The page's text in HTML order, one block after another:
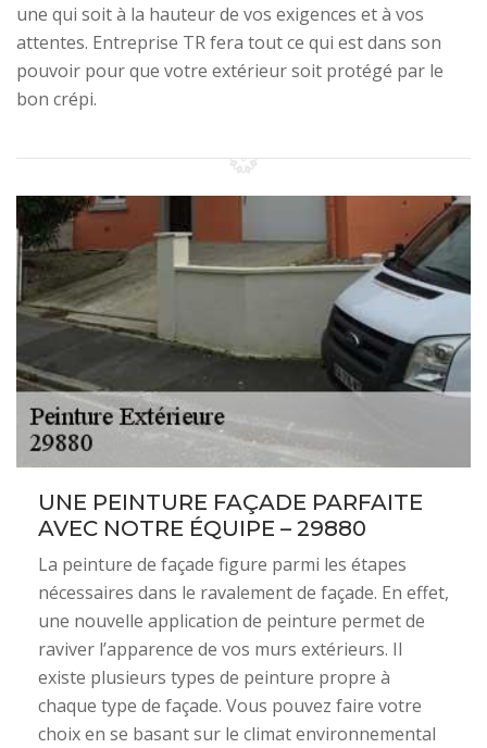
une qui soit à la hauteur de vos exigences et à vos
attentes. Entreprise TR fera tout ce qui est dans son
pouvoir pour que votre extérieur soit protégé par le
bon crépi.
UNE PEINTURE FAÇADE PARFAITE
AVEC NOTRE ÉQUIPE – 29880
La peinture de façade figure parmi les étapes
nécessaires dans le ravalement de façade. En effet,
une nouvelle application de peinture permet de
raviver l’apparence de vos murs extérieurs. Il
existe plusieurs types de peinture propre à
chaque type de façade. Vous pouvez faire votre
choix en se basant sur le climat environnemental